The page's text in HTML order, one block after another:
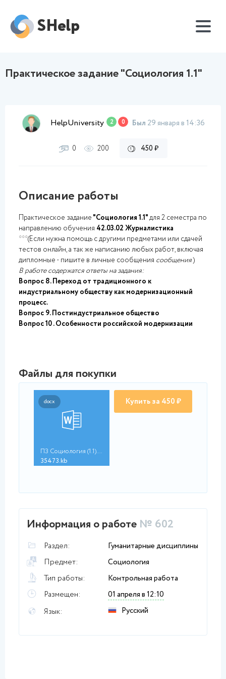
SHelp
Практическое задание "Социология 1.1"
HelpUniversity 2 0 Был 29 января в 14:36
0 200 450 ₽
Описание работы
Практическое задание "Социология 1.1"для 2 семестра по
направлению обучения 42.03.02 Журналистика
***(Если нужна помощь с другими предметами или сдачей
тестов онлайн, а так же написанию любых работ, включая
дипломные - пишите в личные сообщения сообщения)
В работе содержатся ответы на задания:
Вопрос 8. Переход от традиционного к
индустриальному обществу как модернизационный
процесс.
Вопрос 9. Постиндустриальное общество
Вопрос 10 . Особенности российской модернизации
Файлы для покупки
docx
ПЗ Социология (1.1)....
35473.kb
Купить за 450 ₽
Информация о работе № 602
Раздел:
Гуманитарные дисциплины
Предмет:
Социология
Тип работы:
Контрольная работа
Размещен:
01 апреля в 12:10
Язык:
Русский